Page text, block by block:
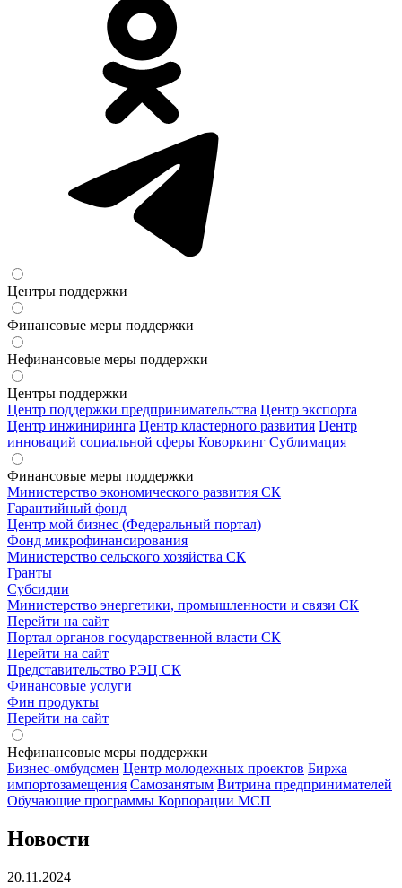
Центры поддержки
Финансовые меры поддержки
Нефинансовые меры поддержки
Центры поддержки
Центр поддержки предпринимательства Центр экспорта
Центр инжиниринга Центр кластерного развития Центр
инноваций социальной сферы Коворкинг Сублимация
Финансовые меры поддержки
Министерство экономического развития СК
Гарантийный фонд
Центр мой бизнес (Федеральный портал)
Фонд микрофинансирования
Министерство сельского хозяйства СК
Гранты
Субсидии
Министерство энергетики, промышленности и связи СК
Перейти на сайт
Портал органов государственной власти СК
Перейти на сайт
Представительство РЭЦ СК
Финансовые услуги
Фин продукты
Перейти на сайт
Нефинансовые меры поддержки
Бизнес-омбудсмен Центр молодежных проектов Биржа
импортозамещения Cамозанятым Витрина предпринимателей
Обучающие программы Корпорации МСП
Новости
20.11.2024